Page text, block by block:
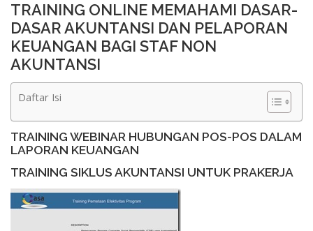
TRAINING ONLINE MEMAHAMI DASAR-
DASAR AKUNTANSI DAN PELAPORAN
KEUANGAN BAGI STAF NON
AKUNTANSI
Daftar Isi
TRAINING WEBINAR HUBUNGAN POS-POS DALAM
LAPORAN KEUANGAN
TRAINING SIKLUS AKUNTANSI UNTUK PRAKERJA